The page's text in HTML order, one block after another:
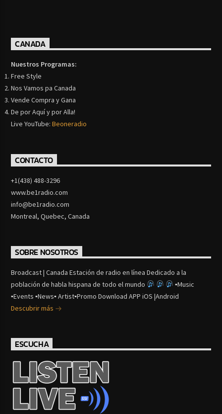
CANADA
Nuestros Programas:
Free Style
Nos Vamos pa Canada
Vende Compra y Gana
De por Aquí y por Alla!
Live YouTube:Beoneradio
CONTACTO
+1(438) 488-3296
www.be1radio.com
info@be1radio.com
Montreal, Quebec, Canada
SOBRE NOSOTROS
Broadcast | Canada Estación de radio en línea Dedicado a la
población de habla hispana de todo el mundo
▪Music
▪Events ▪News▪ Artist▪Promo Download APP iOS |Android
Descubrir más
ESCUCHA